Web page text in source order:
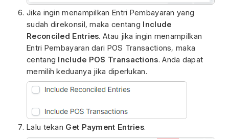
Jika ingin menampilkan Entri Pembayaran yang
sudah direkonsil, maka centang Include
Reconciled Entries. Atau jika ingin menampilkan
Entri Pembayaran dari POS Transactions, maka
centang Include POS Transactions. Anda dapat
memilih keduanya jika diperlukan.
Lalu tekan Get Payment Entries.